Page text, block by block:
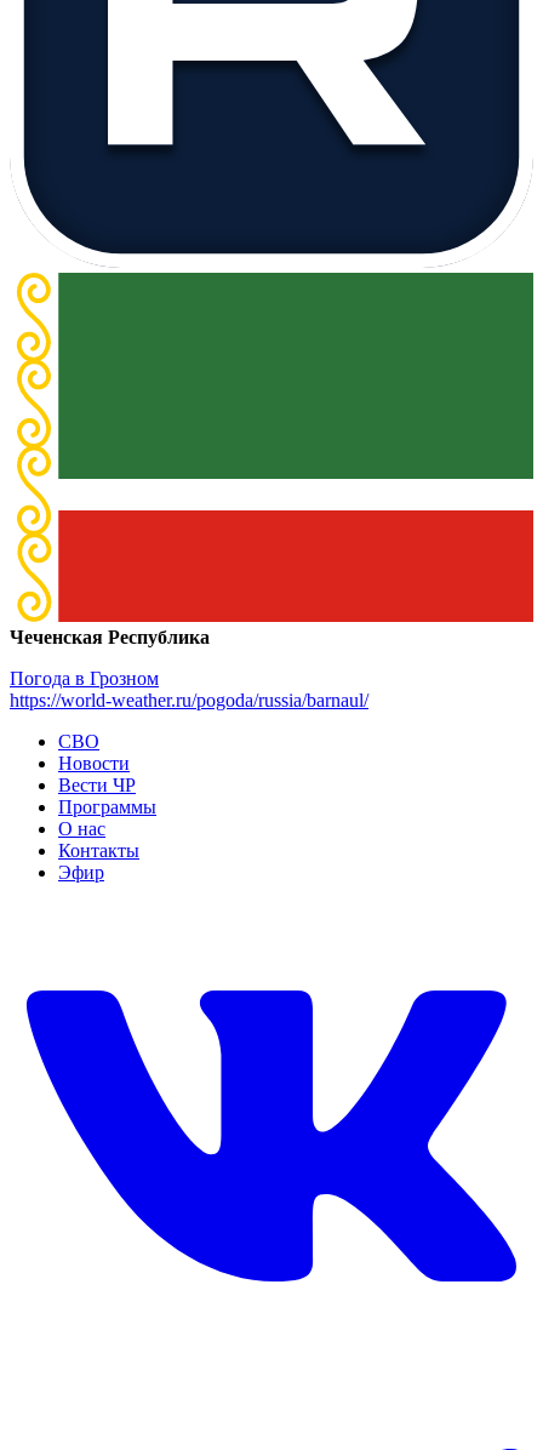
Чеченская Республика
Погода в Грозном
https://world-weather.ru/pogoda/russia/barnaul/
СВО
Новости
Вести ЧР
Программы
О нас
Контакты
Эфир